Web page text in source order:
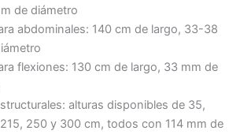
de diámetro
abdominales: 140 cm de largo, 33-38
flexiones: 130 cm de largo, 33 mm de
alturas disponibles de 35,
250 y 300 cm, todos con 114 mm de